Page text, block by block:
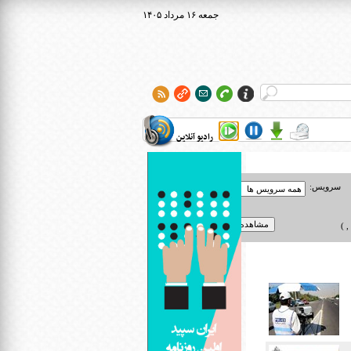
۱۴۰۵ جمعه ۱۶ مرداد
رادیو آنلاین
سرویس:
, )